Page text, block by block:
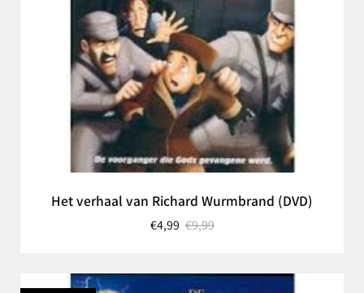
Het verhaal van Richard Wurmbrand (DVD)
€4,99 €9,99